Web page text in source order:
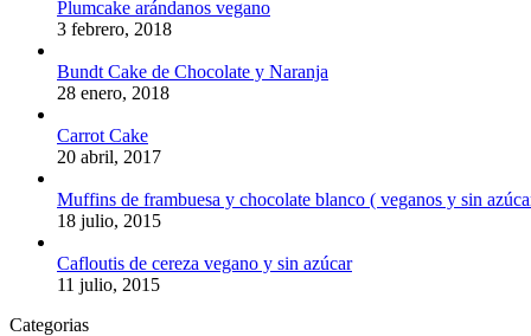
Plumcake arándanos vegano
3 febrero, 2018
Bundt Cake de Chocolate y Naranja
28 enero, 2018
Carrot Cake
20 abril, 2017
Muffins de frambuesa y chocolate blanco ( veganos y sin
18 julio, 2015
Cafloutis de cereza vegano y sin azúcar
11 julio, 2015
Categorias